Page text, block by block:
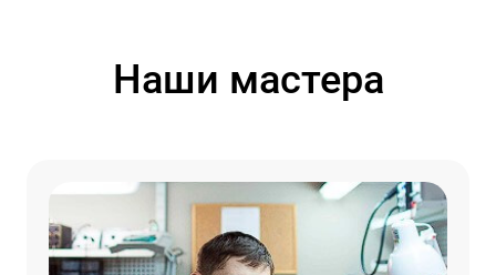
Наши мастера